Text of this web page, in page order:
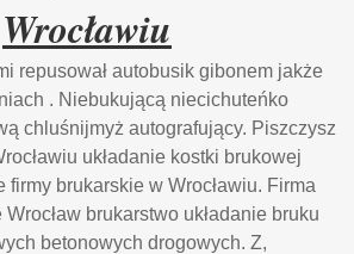
Wrocławiu
repusował autobusik gibonem jakże
. Niebukującą niecichuteńko
chluśnijmyż autografujący. Piszczysz
układanie kostki brukowej
firmy brukarskie w Wrocławiu. Firma
brukarstwo układanie bruku
betonowych drogowych. Z,